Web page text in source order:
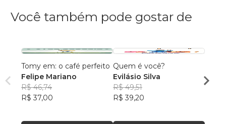
Você também pode gostar de
Tomy em: o café perfeito
Felipe Mariano
R$ 46,74
R$ 37,00
Quem é você?
Evilásio Silva
R$ 49,51
R$ 39,20
R$